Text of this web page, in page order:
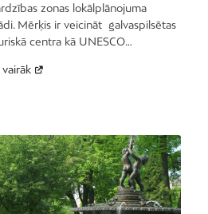
zonas lokālplānojuma
Mērķis ir veicināt galvaspilsētas
centra kā UNESCO…
vairāk